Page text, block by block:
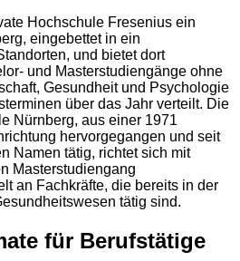
Hochschule Fresenius ein
eingebettet in ein
und bietet dort
und Masterstudiengänge ohne
Gesundheit und Psychologie
über das Jahr verteilt. Die
Nürnberg, aus einer 1971
hervorgegangen und seit
Namen tätig, richtet sich mit
Masterstudiengang
an Fachkräfte, die bereits in der
tätig sind.
für Berufstätige